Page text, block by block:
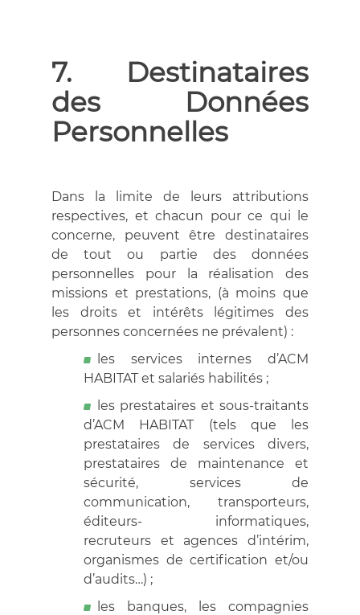
7. Destinataires
des Données
Personnelles
Dans la limite de leurs attributions
respectives, et chacun pour ce qui le
concerne, peuvent être destinataires
de tout ou partie des données
personnelles pour la réalisation des
missions et prestations, (à moins que
les droits et intérêts légitimes des
personnes concernées ne prévalent) :
les services internes d’ACM
HABITAT et salariés habilités ;
les prestataires et sous-traitants
d’ACM HABITAT (tels que les
prestataires de services divers,
prestataires de maintenance et
sécurité, services de
communication, transporteurs,
éditeurs- informatiques,
recruteurs et agences d’intérim,
organismes de certification et/ou
d’audits…) ;
les banques, les compagnies